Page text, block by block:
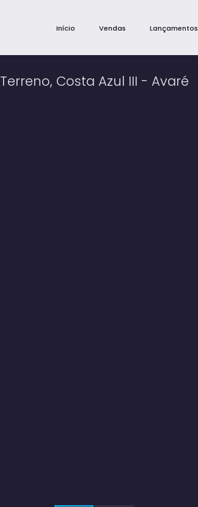
Lançamentos
Vendas
Início
Terreno, Costa Azul III - Avaré